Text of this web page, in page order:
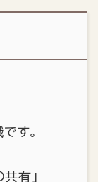
す。
有」